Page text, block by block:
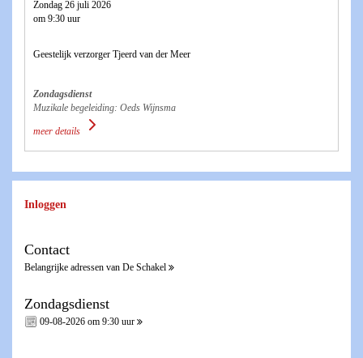
Zondag 26 juli 2026
om 9:30 uur
Geestelijk verzorger Tjeerd van der Meer
Zondagsdienst
Muzikale begeleiding: Oeds Wijnsma
meer details
Inloggen
Contact
Belangrijke adressen van De Schakel
Zondagsdienst
09-08-2026 om 9:30 uur